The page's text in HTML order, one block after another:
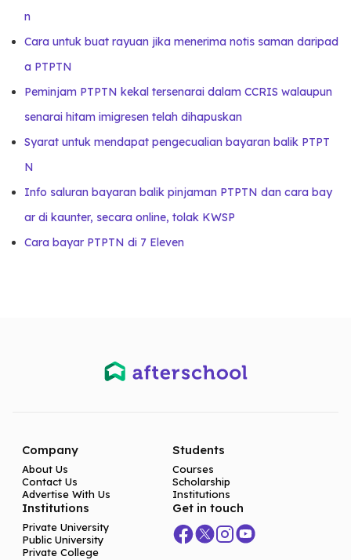
n
Cara untuk buat rayuan jika menerima notis saman daripad
a PTPTN
Peminjam PTPTN kekal tersenarai dalam CCRIS walaupun
senarai hitam imigresen telah dihapuskan
Syarat untuk mendapat pengecualian bayaran balik PTPT
N
Info saluran bayaran balik pinjaman PTPTN dan cara bay
ar di kaunter, secara online, tolak KWSP
Cara bayar PTPTN di 7 Eleven
Company
About Us
Contact Us
Advertise With Us
Students
Courses
Scholarship
Institutions
Institutions
Private University
Public University
Private College
Get in touch